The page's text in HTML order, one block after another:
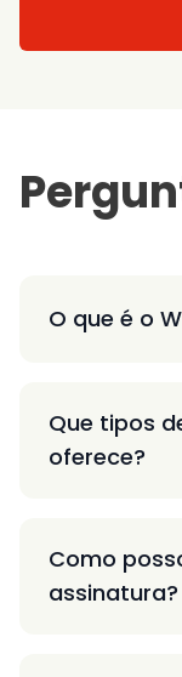
O que é o
Que tipos
oferece?
Como
assinatura?